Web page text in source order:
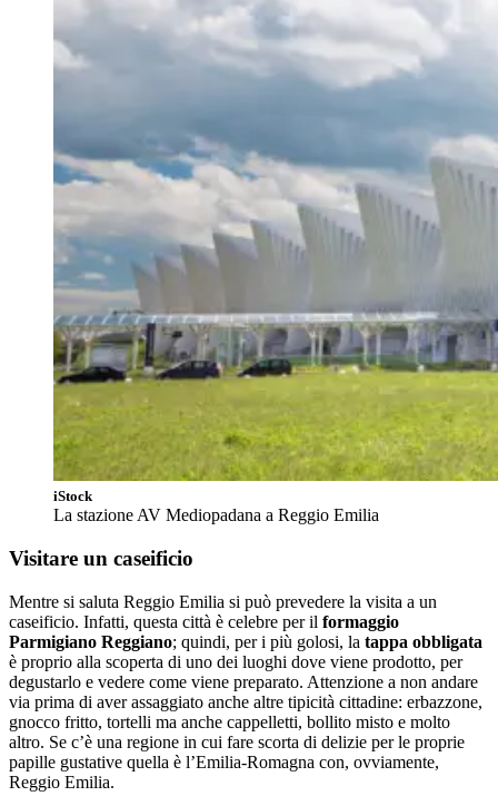
iStock
La stazione AV Mediopadana a Reggio Emilia
Visitare un caseificio
Mentre si saluta Reggio Emilia si può prevedere la visita a un
caseificio. Infatti, questa città è celebre per il formaggio
Parmigiano Reggiano; quindi, per i più golosi, la tappa obbligata
è proprio alla scoperta di uno dei luoghi dove viene prodotto, per
degustarlo e vedere come viene preparato. Attenzione a non andare
via prima di aver assaggiato anche altre tipicità cittadine: erbazzone,
gnocco fritto, tortelli ma anche cappelletti, bollito misto e molto
altro. Se c’è una regione in cui fare scorta di delizie per le proprie
papille gustative quella è l’Emilia-Romagna con, ovviamente,
Reggio Emilia.